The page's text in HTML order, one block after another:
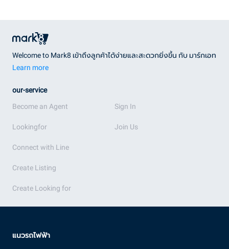
Welcome to Mark8 เข้าถึงลูกค้าได้ง่ายและสะดวกยิ่งขึ้น กับ มาร์กเอท
Learn more
our-service
Become an Agent
Lookingfor
Connect with Line
Create Listing
Create Looking for
Sign In
Join Us
แนวรถไฟฟ้า